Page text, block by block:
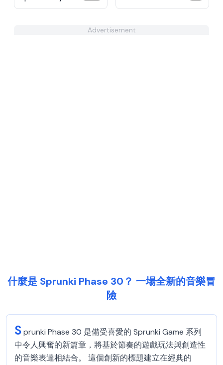
Advertisement
什麼是 Sprunki Phase 30？ 一場全新的音樂冒
險
Sprunki Phase 30 是備受喜愛的 Sprunki Game 系列
中令人興奮的新篇章，將基於節奏的遊戲玩法與創造性
的音樂表達相結合。 這個創新的標題建立在經典的